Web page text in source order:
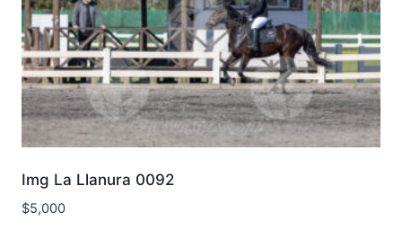
Img La Llanura 0092
$5,000